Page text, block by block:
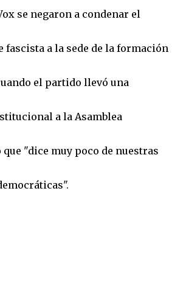
se negaron a condenar el
fascista a la sede de la formación
el partido llevó una
a la Asamblea
que "dice muy poco de nuestras